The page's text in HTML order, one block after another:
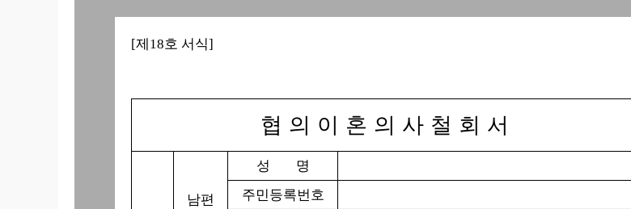
[제18호 서식]
협의이혼의사철회서
남편
성 명
주민등록번호